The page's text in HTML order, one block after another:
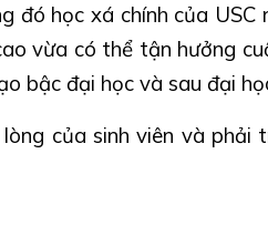
học xá chính của
vừa có thể tận hưởng
bậc đại học và sau đại
của sinh viên và phải